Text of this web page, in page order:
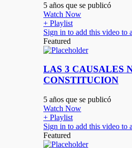
5 años que se publicó
Watch Now
+ Playlist
Sign in to add this video to
Featured
LAS 3 CAUSALES
CONSTITUCION
5 años que se publicó
Watch Now
+ Playlist
Sign in to add this video to
Featured